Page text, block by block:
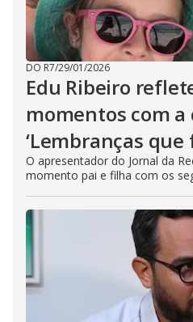
DO R7/29/01/2026
Edu Ribeiro
momentos com a
‘Lembranças que
O apresentador do Jornal da
momento pai e filha com os